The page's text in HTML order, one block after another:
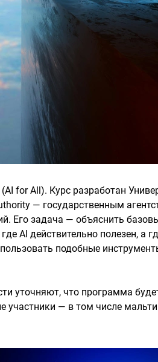
for All). Курс разработан
— государственным
Его задача — объяснить
AI действительно полезен, а
подобные
уточняют, что программа
участники — в том числе